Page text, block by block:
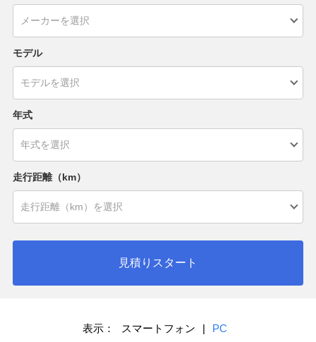
モデル
年式
走行距離（km）
見積りスタート
表示： スマートフォン | PC